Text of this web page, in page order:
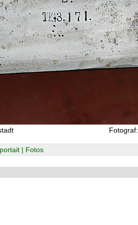
Fotograf:
| Fotos